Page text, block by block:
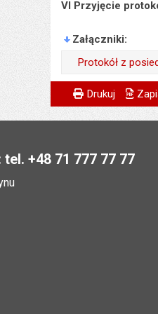
VI Przyjęcie
Załączniki
Protokół z
Wytworzył:
Data wytworzenia:
Data opublikowania:
Metryczka
Wytworzył:
Data opublikowania:
Ostatnio
Data ostatniej
Powiadom
Drukuj
+48 71 777 77 77